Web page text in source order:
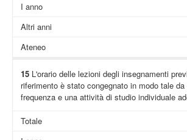
I anno
Altri anni
Ateneo
15L'orario delle lezioni degli insegnamenti
riferimento è stato congegnato in modo tale
frequenza e una attività di studio individuale
Totale